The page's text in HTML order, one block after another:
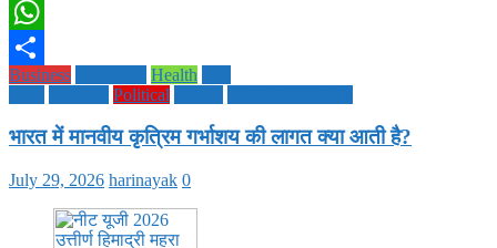
Twitter
WhatsApp
Share
Business Health
Political
भारत में मानवीय कृत्रिम गर्भाशय की लागत क्या आती है?
July 29, 2026 harinayak 0